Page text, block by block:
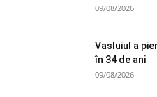
09/08/2026
Vasluiul a
în 34 de ani
09/08/2026